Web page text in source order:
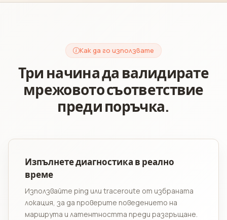
Как да го използвате
Три начина да валидирате
мрежовото съответствие
преди поръчка.
Изпълнете диагностика в реално
време
Използвайте ping или traceroute от избраната
локация, за да проверите поведението на
маршрута и латентността преди разгръщане.